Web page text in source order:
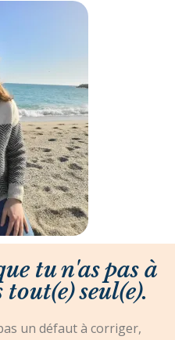
tu n'as pas à
seul(e).
un défaut à corriger,